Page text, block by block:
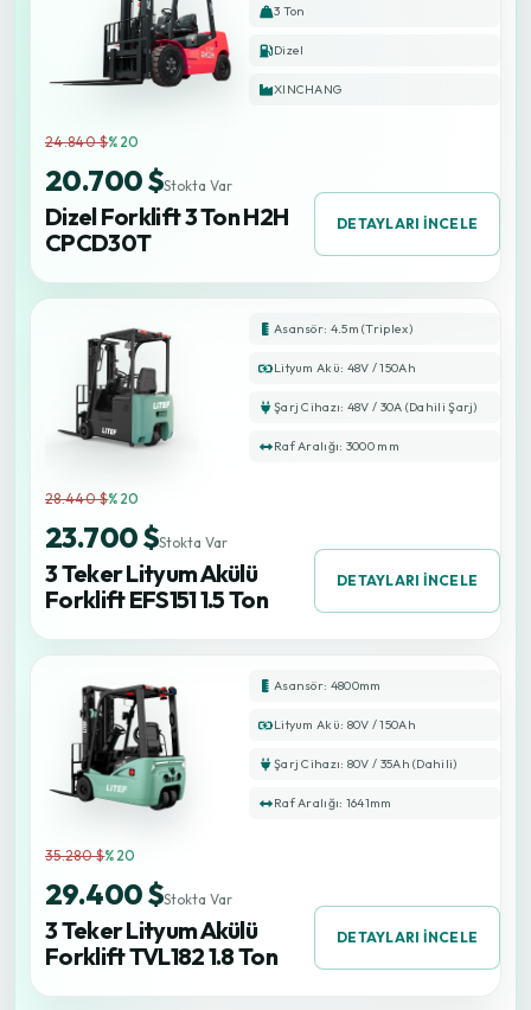
Dizel Forklift 3 Ton H2H
CPCD30T
24.840 $%20
20.700 $Stokta Var
DETAYLARI İNCELE
3 Ton
Dizel
XINCHANG
3 Teker Lityum Akülü
Forklift EFS151 1.5 Ton
28.440 $%20
23.700 $Stokta Var
DETAYLARI İNCELE
Asansör: 4.5m (Triplex)
Lityum Akü: 48V / 150Ah
Şarj Cihazı: 48V / 30A (Dahili Şarj)
Raf Aralığı: 3000 mm
3 Teker Lityum Akülü
Forklift TVL182 1.8 Ton
35.280 $%20
29.400 $Stokta Var
DETAYLARI İNCELE
Asansör: 4800mm
Lityum Akü: 80V / 150Ah
Şarj Cihazı: 80V / 35Ah (Dahili)
Raf Aralığı: 1641mm